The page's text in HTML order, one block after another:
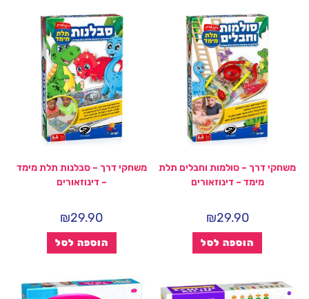
משחקי דרך – סולמות וחבלים תלת
מימד – דינוזאורים
₪29.90
הוספה לסל
משחקי דרך – סבלנות תלת מימד
– דינוזאורים
₪29.90
הוספה לסל